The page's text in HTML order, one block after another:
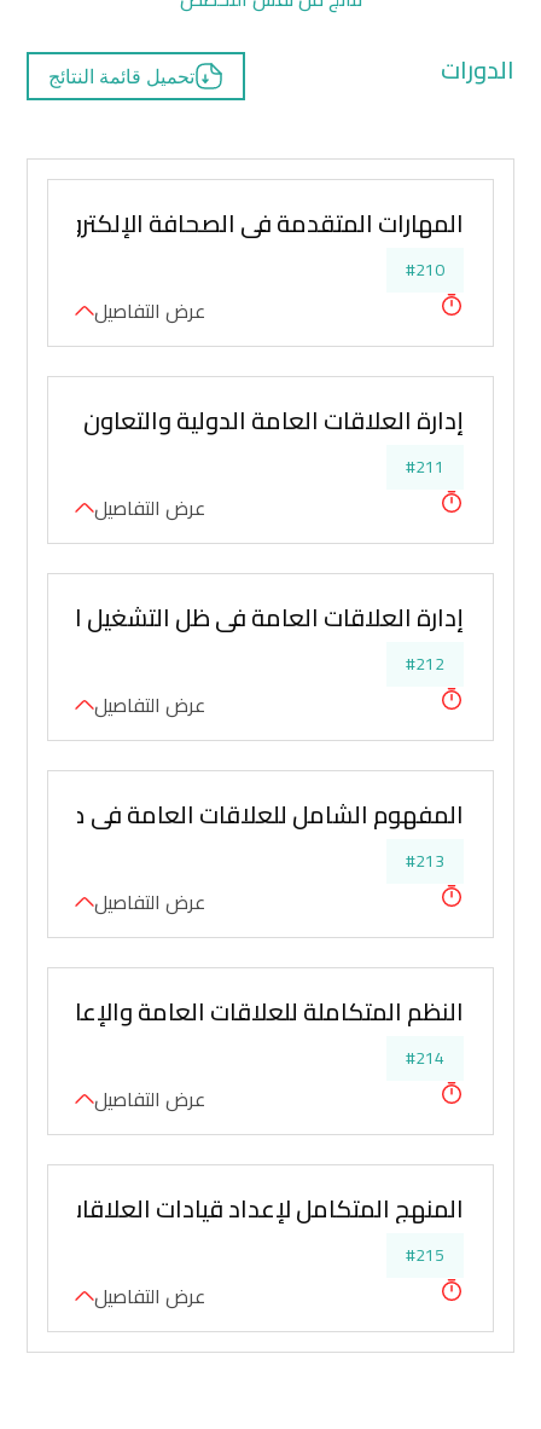
الدورات تحميل قائمة النتائج
المهارات المتقدمة في الصحافة الإلكترونية
#210
عرض التفاصيل
إدارة العلاقات العامة الدولية والتعاون الدولي
#211
عرض التفاصيل
إدارة العلاقات العامة في ظل التشغيل
#212
عرض التفاصيل
المفهوم الشامل للعلاقات العامة في ضوء
#213
عرض التفاصيل
النظم المتكاملة للعلاقات العامة والإعلام
#214
عرض التفاصيل
المنهج المتكامل لإعداد قيادات العلاقات
#215
عرض التفاصيل